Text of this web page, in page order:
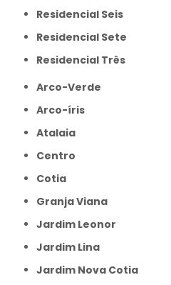
Residencial Seis
Residencial Sete
Residencial Três
Arco-Verde
Arco-íris
Atalaia
Centro
Cotia
Granja Viana
Jardim Leonor
Jardim Lina
Jardim Nova Cotia